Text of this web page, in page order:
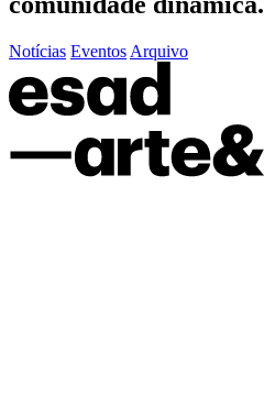
Notícias Eventos Arquivo